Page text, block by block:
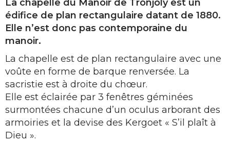
La chapelle du Manoir de Tronjoly est un
édifice de plan rectangulaire datant de 1880.
Elle n’est donc pas contemporaine du
manoir.
La chapelle est de plan rectangulaire avec une
voûte en forme de barque renversée. La
sacristie est à droite du chœur.
Elle est éclairée par 3 fenêtres géminées
surmontées chacune d’un oculus arborant des
armoiries et la devise des Kergoet « S’il plaît à
Dieu ».